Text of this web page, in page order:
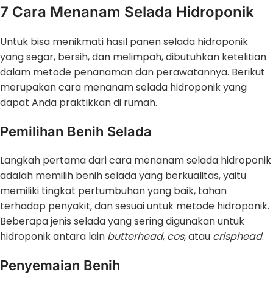
7 Cara Menanam Selada Hidroponik
Untuk bisa menikmati hasil panen selada hidroponik
yang segar, bersih, dan melimpah, dibutuhkan ketelitian
dalam metode penanaman dan perawatannya. Berikut
merupakan cara menanam selada hidroponik yang
dapat Anda praktikkan di rumah.
Pemilihan Benih Selada
Langkah pertama dari cara menanam selada hidroponik
adalah memilih benih selada yang berkualitas, yaitu
memiliki tingkat pertumbuhan yang baik, tahan
terhadap penyakit, dan sesuai untuk metode hidroponik.
Beberapa jenis selada yang sering digunakan untuk
hidroponik antara lain butterhead, cos, atau crisphead.
Penyemaian Benih